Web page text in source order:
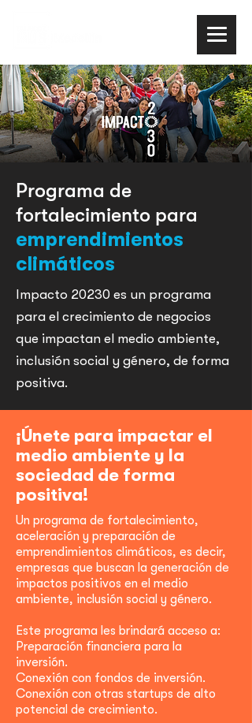
Programa de
fortalecimiento para
emprendimientos
climáticos
Impacto 20230 es un programa
para el crecimiento de negocios
que impactan el medio ambiente,
inclusión social y género, de forma
positiva.
¡Únete para impactar el
medio ambiente y la
sociedad de forma
positiva!
Un programa de fortalecimiento,
aceleración y preparación de
emprendimientos climáticos, es decir,
empresas que buscan la generación de
impactos positivos en el medio
ambiente, inclusión social y género.
Este programa les brindará acceso a:
Preparación financiera para la
inversión.
Conexión con fondos de inversión.
Conexión con otras startups de alto
potencial de crecimiento.